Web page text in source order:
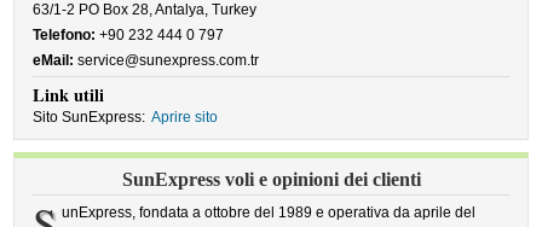
63/1-2 PO Box 28, Antalya, Turkey
Telefono: +90 232 444 0 797
eMail: service@sunexpress.com.tr
Link utili
Sito SunExpress: Aprire sito
SunExpress voli e opinioni dei clienti
unExpress, fondata a ottobre del 1989 e operativa da aprile del